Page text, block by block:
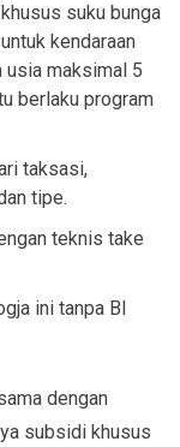
suku bunga
kendaraan
usia maksimal 5
berlaku program
taksasi,
tipe.
teknis take
ini tanpa BI
dengan
subsidi khusus